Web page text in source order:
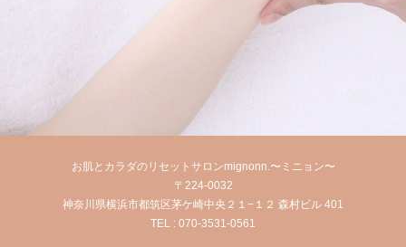
お肌とカラダのリセットサロンmignonn.〜ミニョン〜
〒224-0032
神奈川県横浜市都筑区茅ケ崎中央２１−１２ 森村ビル 401
TEL : 070-3531-0561